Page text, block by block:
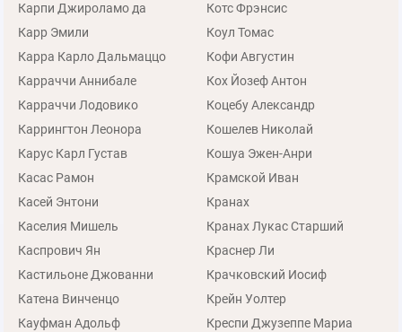
Карпи Джироламо да
Карр Эмили
Карра Карло Дальмаццо
Карраччи Аннибале
Карраччи Лодовико
Каррингтон Леонора
Карус Карл Густав
Касас Рамон
Касей Энтони
Каселия Мишель
Каспрович Ян
Кастильоне Джованни
Катена Винченцо
Кауфман Адольф
Котс Фрэнсис
Коул Томас
Кофи Августин
Кох Йозеф Антон
Коцебу Александр
Кошелев Николай
Кошуа Эжен-Анри
Крамской Иван
Кранах
Кранах Лукас Старший
Краснер Ли
Крачковский Иосиф
Крейн Уолтер
Креспи Джузеппе Мариа